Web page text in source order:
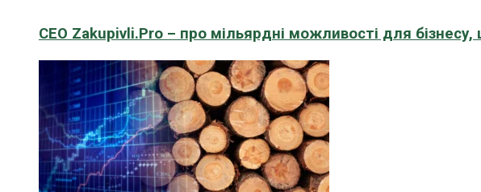
CEO Zakupivli.Pro – про мільярдні можливості для